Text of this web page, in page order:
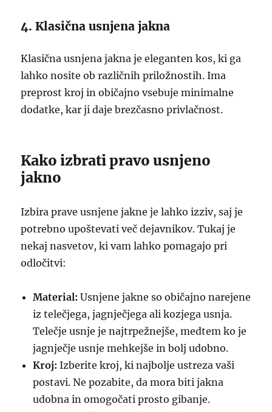
4. Klasična usnjena jakna
Klasična usnjena jakna je eleganten kos, ki ga
lahko nosite ob različnih priložnostih. Ima
preprost kroj in običajno vsebuje minimalne
dodatke, kar ji daje brezčasno privlačnost.
Kako izbrati pravo usnjeno
jakno
Izbira prave usnjene jakne je lahko izziv, saj je
potrebno upoštevati več dejavnikov. Tukaj je
nekaj nasvetov, ki vam lahko pomagajo pri
odločitvi:
Material: Usnjene jakne so običajno narejene
iz telečjega, jagnječjega ali kozjega usnja.
Telečje usnje je najtrpežnejše, medtem ko je
jagnječje usnje mehkejše in bolj udobno.
Kroj: Izberite kroj, ki najbolje ustreza vaši
postavi. Ne pozabite, da mora biti jakna
udobna in omogočati prosto gibanje.